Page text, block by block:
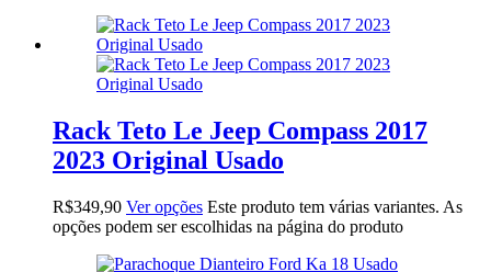
Rack Teto Le Jeep Compass 2017
2023 Original Usado
R$349,90 Ver opções Este produto tem várias variantes. As
opções podem ser escolhidas na página do produto